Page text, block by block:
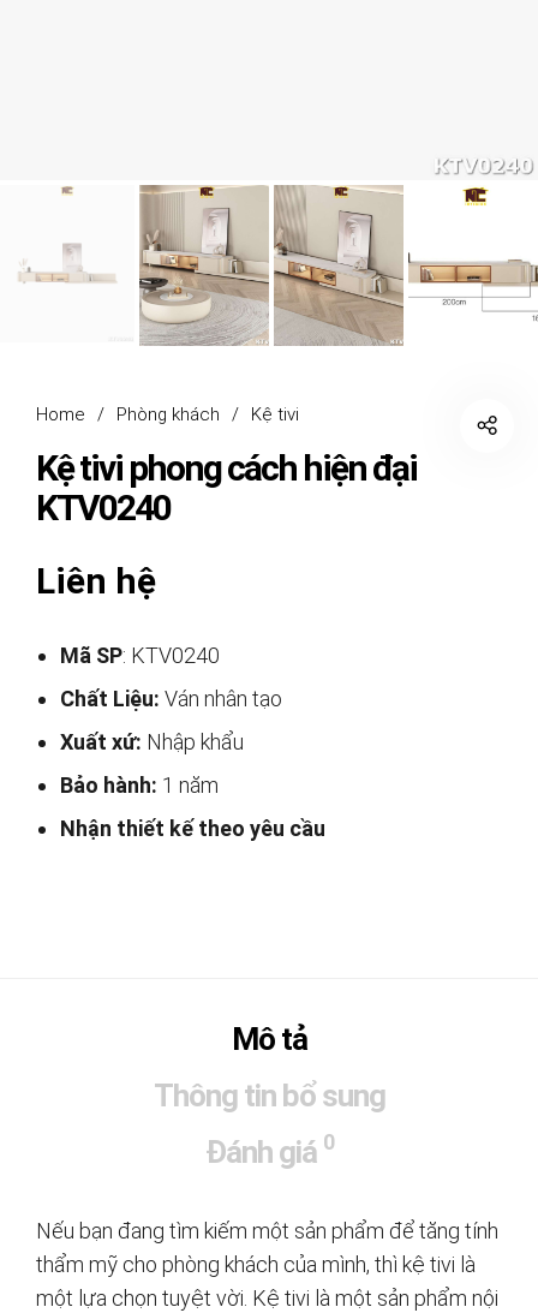
Home / Phòng khách / Kệ tivi
Kệ tivi phong cách hiện đại
KTV0240
Liên hệ
Mã SP: KTV0240
Chất Liệu: Ván nhân tạo
Xuất xứ: Nhập khẩu
Bảo hành: 1 năm
Nhận thiết kế theo yêu cầu
Mô tả
Thông tin bổ sung
Đánh giá 0
Nếu bạn đang tìm kiếm một sản phẩm để tăng tính
thẩm mỹ cho phòng khách của mình, thì kệ tivi là
một lựa chọn tuyệt vời. Kệ tivi là một sản phẩm nội